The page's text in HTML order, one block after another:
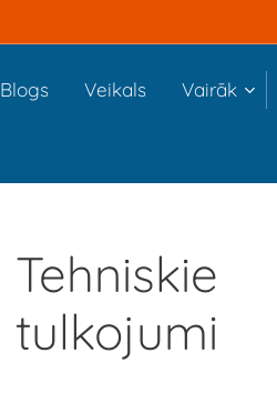
Blogs Veikals Vairāk
Tehniskie
tulkojumi